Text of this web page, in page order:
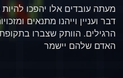
מעתה עובדים אלו יהפכו
דבר ועניין וייהנו מתנאים
הרגילים. הוותק שצברו
האדם שלהם יישמר